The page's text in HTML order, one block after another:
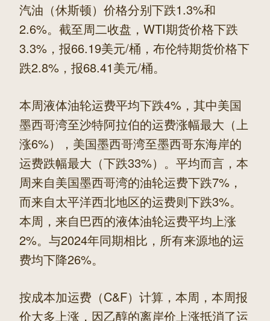
汽油（休斯顿）价格分别下跌1.3%和
2.6%。截至周二收盘，WTI期货价格下跌
3.3%，报66.19美元/桶，布伦特期货价格下
跌2.8%，报68.41美元/桶。
本周液体油轮运费平均下跌4%，其中美国
墨西哥湾至沙特阿拉伯的运费涨幅最大（上
涨6%），美国墨西哥湾至墨西哥东海岸的
运费跌幅最大（下跌33%）。平均而言，本
周来自美国墨西哥湾的油轮运费下跌7%，
而来自太平洋西北地区的运费则下跌3%。
本周，来自巴西的液体油轮运费平均上涨
2%。与2024年同期相比，所有来源地的运
费均下降26%。
按成本加运费（C&F）计算，本周，本周报
价大多上涨，因乙醇的离岸价上涨抵消了运